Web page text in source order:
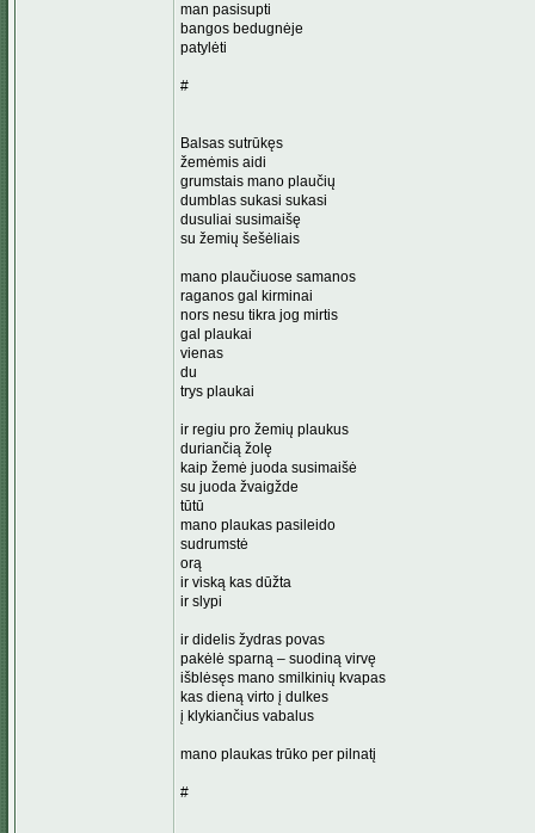
man pasisupti
bangos bedugnėje
patylėti
#
Balsas sutrūkęs
žemėmis aidi
grumstais mano plaučių
dumblas sukasi sukasi
dusuliai susimaišę
su žemių šešėliais
mano plaučiuose samanos
raganos gal kirminai
nors nesu tikra jog mirtis
gal plaukai
vienas
du
trys plaukai
ir regiu pro žemių plaukus
duriančią žolę
kaip žemė juoda susimaišė
su juoda žvaigžde
tūtū
mano plaukas pasileido
sudrumstė
orą
ir viską kas dūžta
ir slypi
ir didelis žydras povas
pakėlė sparną – suodiną virvę
išblėsęs mano smilkinių kvapas
kas dieną virto į dulkes
į klykiančius vabalus
mano plaukas trūko per pilnatį
#